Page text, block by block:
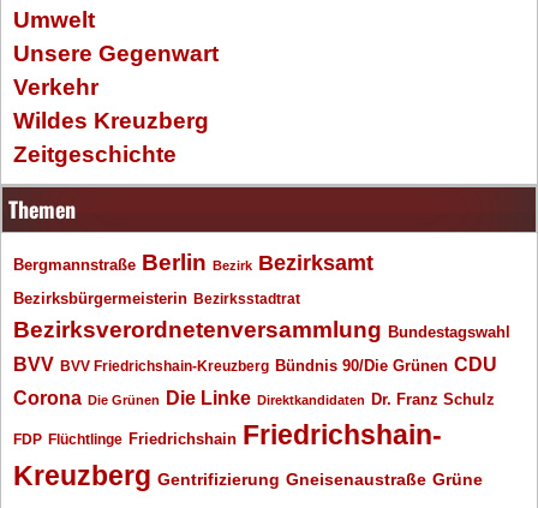
Umwelt
Unsere Gegenwart
Verkehr
Wildes Kreuzberg
Zeitgeschichte
Themen
Bergmannstraße Berlin Bezirk Bezirksamt
Bezirksbürgermeisterin Bezirksstadtrat
Bezirksverordnetenversammlung Bundestagswahl
BVV BVV Friedrichshain-Kreuzberg Bündnis 90/Die Grünen CDU
Corona Die Grünen Die Linke Direktkandidaten Dr. Franz Schulz
FDP Flüchtlinge Friedrichshain Friedrichshain-
Kreuzberg Gentrifizierung Gneisenaustraße Grüne